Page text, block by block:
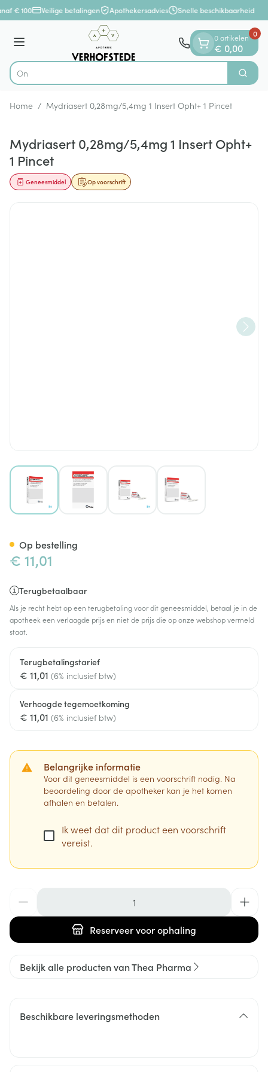
Ga naar de inhoud
1 van 1
€ 100 Veilige betalingen Apothekersadvies Snelle beschikbaarheid
Menu
Product, merk, categorie...
Ontdek Zoek
0 artikelen
€ 0,00
0
Home / Mydriasert 0,28mg/5,4mg 1 Insert Opht+ 1 Pincet
Mydriasert 0,28mg/5,4mg 1 Insert Opht+
1 Pincet
Op voorschrift
Geneesmiddel
View larger imageView larger image
€ 11,01
Terugbetaalbaar
Als je recht hebt op een terugbetaling voor dit geneesmiddel, betaal je in de
apotheek een verlaagde prijs en niet de prijs die op onze webshop vermeld
staat.
Terugbetalingstarief
€ 11,01 (6% inclusief btw)
Verhoogde tegemoetkoming
€ 11,01 (6% inclusief btw)
Belangrijke informatie
Voor dit geneesmiddel is een voorschrift nodig. Na
beoordeling door de apotheker kan je het komen
afhalen en betalen.
Ik weet dat dit product een voorschrift
vereist.
Reserveervoor ophaling
Op bestelling
Bekijk alle producten van Thea Pharma
Beschikbare leveringsmethoden